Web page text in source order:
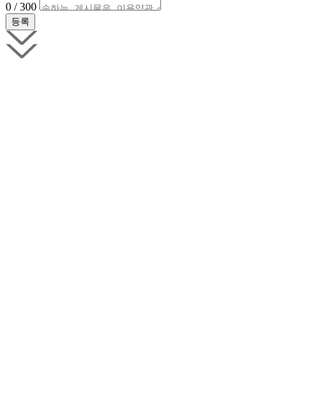
0 / 300